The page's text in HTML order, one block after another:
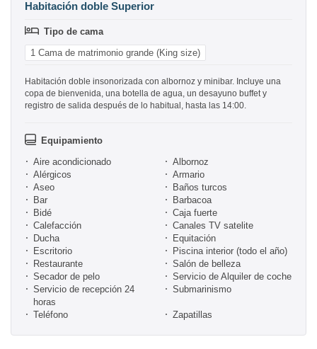
Habitación doble Superior
Tipo de cama
1 Cama de matrimonio grande (King size)
Habitación doble insonorizada con albornoz y minibar. Incluye una
copa de bienvenida, una botella de agua, un desayuno buffet y
registro de salida después de lo habitual, hasta las 14:00.
Equipamiento
Aire acondicionado
Albornoz
Alérgicos
Armario
Aseo
Baños turcos
Bar
Barbacoa
Bidé
Caja fuerte
Calefacción
Canales TV satelite
Ducha
Equitación
Escritorio
Piscina interior (todo el año)
Restaurante
Salón de belleza
Secador de pelo
Servicio de Alquiler de coche
Servicio de recepción 24
horas
Submarinismo
Teléfono Zapatillas